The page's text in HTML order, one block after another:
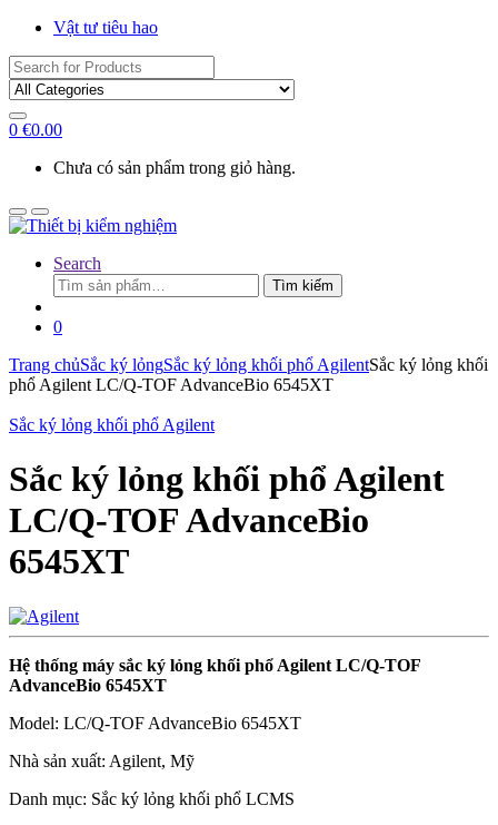
Vật tư tiêu hao
Search
for:
0 €0.00
Chưa có sản phẩm trong giỏ hàng.
Search
Tìm
kiếm:
Tìm kiếm
0
Trang chủSắc ký lỏngSắc ký lỏng khối phổ AgilentSắc ký lỏng khối
phổ Agilent LC/Q-TOF AdvanceBio 6545XT
Sắc ký lỏng khối phổ Agilent
Sắc ký lỏng khối phổ Agilent
LC/Q-TOF AdvanceBio
6545XT
Hệ thống máy sắc ký lỏng khối phổ Agilent LC/Q-TOF
AdvanceBio 6545XT
Model: LC/Q-TOF AdvanceBio 6545XT
Nhà sản xuất: Agilent, Mỹ
Danh mục: Sắc ký lỏng khối phổ LCMS